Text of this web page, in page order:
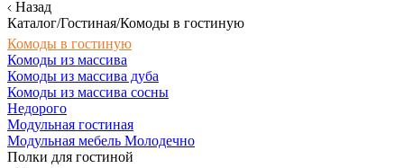
Назад
Каталог/Гостиная/Комоды в гостиную
Комоды в гостиную
Комоды из массива
Комоды из массива дуба
Комоды из массива сосны
Недорого
Модульная гостиная
Модульная мебель Молодечно
Полки для гостиной